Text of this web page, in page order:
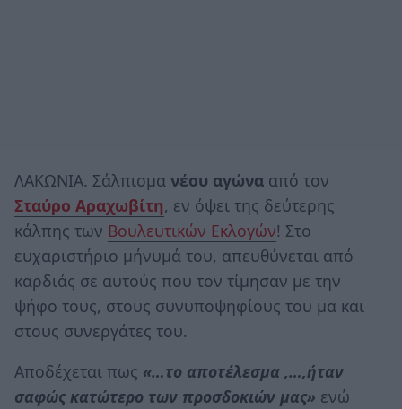
ΛΑΚΩΝΙΑ. Σάλπισμα νέου αγώνα από τον
Σταύρο Αραχωβίτη, εν όψει της δεύτερης
κάλπης των Βουλευτικών Εκλογών! Στο
ευχαριστήριο μήνυμά του, απευθύνεται από
καρδιάς σε αυτούς που τον τίμησαν με την
ψήφο τους, στους συνυποψηφίους του μα και
στους συνεργάτες του.
Αποδέχεται πως «…το αποτέλεσμα ,…,ήταν
σαφώς κατώτερο των προσδοκιών μας» ενώ